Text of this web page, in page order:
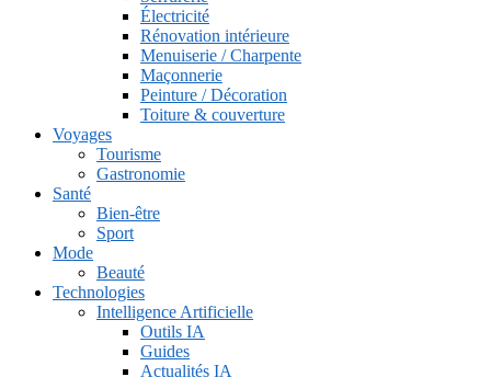
Électricité
Rénovation intérieure
Menuiserie / Charpente
Maçonnerie
Peinture / Décoration
Toiture & couverture
Voyages
Tourisme
Gastronomie
Santé
Bien-être
Sport
Mode
Beauté
Technologies
Intelligence Artificielle
Outils IA
Guides
Actualités IA